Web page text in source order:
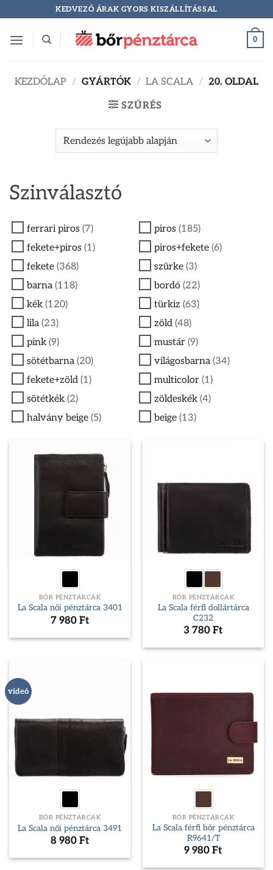
to
content
KEDVEZŐ ÁRAK GYORS KISZÁLLÍTÁSSAL
0
KEZDŐLAP / GYÁRTÓK / LA SCALA / 20. OLDAL
SZŰRÉS
Szinválasztó
ferrari piros (7) piros (185)
fekete+piros (1) piros+fekete (6)
fekete (368) szürke (3)
barna (118) bordó (22)
kék (120) türkiz (63)
lila (23) zöld (48)
pink (9) mustár (9)
sötétbarna (20) világosbarna (34)
fekete+zöld (1) multicolor (1)
sötétkék (2) zöldeskék (4)
halvány beige (5) beige (13)
BŐR PÉNZTÁRCÁK
La Scala női pénztárca 3401
7 980 Ft
BŐR PÉNZTÁRCÁK
La Scala férfi dollártárca
C232
3 780 Ft
videó
BŐR PÉNZTÁRCÁK
La Scala női pénztárca 3491
8 980 Ft
BŐR PÉNZTÁRCÁK
La Scala férfi bőr pénztárca
R9641/T
9 980 Ft